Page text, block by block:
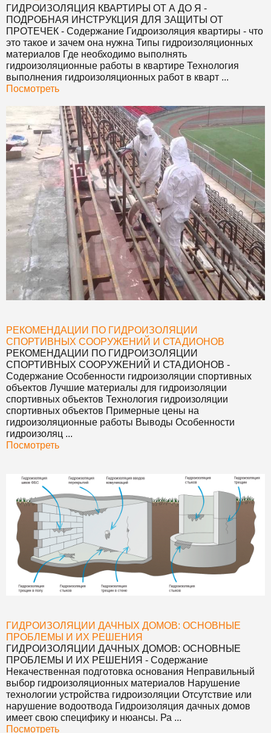
ГИДРОИЗОЛЯЦИЯ КВАРТИРЫ ОТ А ДО Я -
ПОДРОБНАЯ ИНСТРУКЦИЯ ДЛЯ ЗАЩИТЫ ОТ
ПРОТЕЧЕК - Содержание Гидроизоляция квартиры - что
это такое и зачем она нужна Типы гидроизоляционных
материалов Где необходимо выполнять
гидроизоляционные работы в квартире Технология
выполнения гидроизоляционных работ в кварт ...
Посмотреть
РЕКОМЕНДАЦИИ ПО ГИДРОИЗОЛЯЦИИ
СПОРТИВНЫХ СООРУЖЕНИЙ И СТАДИОНОВ
РЕКОМЕНДАЦИИ ПО ГИДРОИЗОЛЯЦИИ
СПОРТИВНЫХ СООРУЖЕНИЙ И СТАДИОНОВ -
Содержание Особенности гидроизоляции спортивных
объектов Лучшие материалы для гидроизоляции
спортивных объектов Технология гидроизоляции
спортивных объектов Примерные цены на
гидроизоляционные работы Выводы Особенности
гидроизоляц ...
Посмотреть
ГИДРОИЗОЛЯЦИИ ДАЧНЫХ ДОМОВ: ОСНОВНЫЕ
ПРОБЛЕМЫ И ИХ РЕШЕНИЯ
ГИДРОИЗОЛЯЦИИ ДАЧНЫХ ДОМОВ: ОСНОВНЫЕ
ПРОБЛЕМЫ И ИХ РЕШЕНИЯ - Содержание
Некачественная подготовка основания Неправильный
выбор гидроизоляционных материалов Нарушение
технологии устройства гидроизоляции Отсутствие или
нарушение водоотвода Гидроизоляция дачных домов
имеет свою специфику и нюансы. Ра ...
Посмотреть